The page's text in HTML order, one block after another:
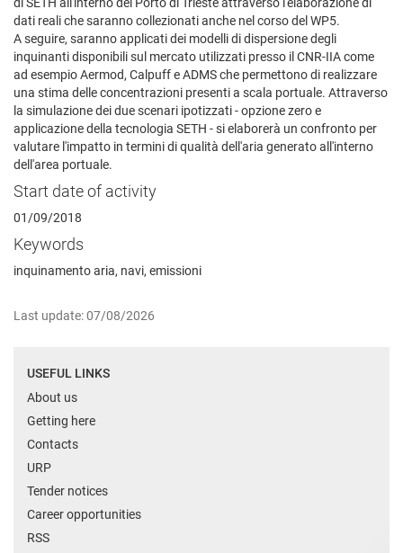
di SETH all'interno del Porto di Trieste attraverso l'elaborazione di
dati reali che saranno collezionati anche nel corso del WP5.
A seguire, saranno applicati dei modelli di dispersione degli
inquinanti disponibili sul mercato utilizzati presso il CNR-IIA come
ad esempio Aermod, Calpuff e ADMS che permettono di realizzare
una stima delle concentrazioni presenti a scala portuale. Attraverso
la simulazione dei due scenari ipotizzati - opzione zero e
applicazione della tecnologia SETH - si elaborerà un confronto per
valutare l'impatto in termini di qualità dell'aria generato all'interno
dell'area portuale.
Start date of activity
01/09/2018
Keywords
inquinamento aria, navi, emissioni
Last update: 07/08/2026
USEFUL LINKS
About us
Getting here
Contacts
URP
Tender notices
Career opportunities
RSS